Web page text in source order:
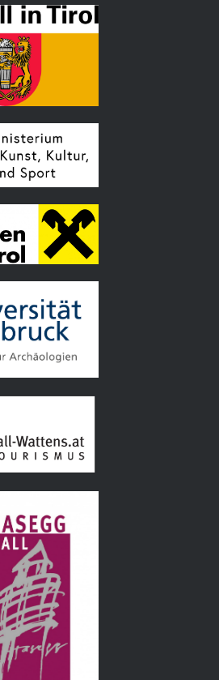
Hall Wattens